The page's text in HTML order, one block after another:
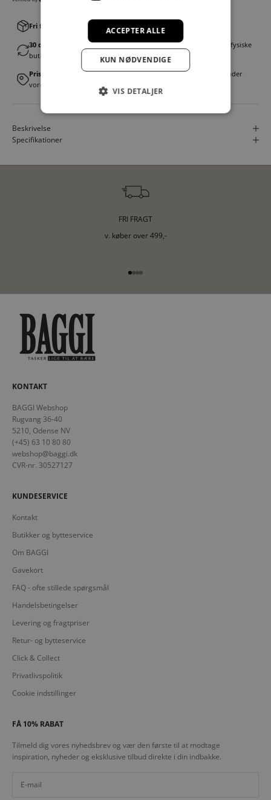
Fri fragt v. køb over 499,00 kr.│Levering 1-3 hverdage
30 dages fortrydelsesret│Byt eller returner gratis i en af vores fysiske
butikker
Prismatch
│Vi tilbyder landsdækkende prisgaranti. Læs mere under
vores FAQ
Beskrivelse
Specifikationer
FRI FRAGT
v. køber over 499,-
Gå til element 1
Gå til element 2
Gå til element 3
Gå til element 4
KONTAKT
BAGGI Webshop
Rugvang 36-40
5210, Odense NV
(+45) 63 10 80 80
webshop@baggi.dk
CVR-nr. 30527127
KUNDESERVICE
Kontakt
Butikker og bytteservice
Om BAGGI
Gavekort
FAQ - ofte stillede spørgsmål
Handelsbetingelser
Levering og fragtpriser
Retur- og bytteservice
Click & Collect
Privatlivspolitik
Cookie indstillinger
FÅ 10% RABAT
Tilmeld dig vores nyhedsbrev og vær den første til at modtage
inspiration, nyheder og eksklusive tilbud direkte i din indbakke.
ACCEPTER ALLE
KUN NØDVENDIGE
VIS DETALJER